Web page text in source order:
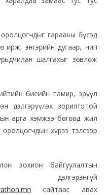
гарааны бүсэд
энгэрийн дугаар, чип
шалгахыг зөвлөж
биеийн тамир, эрүүл
дэлгэрүүлэх зорилготой
арга хэмжээ бөгөөд жил
хүрээ тэлсээр
зохион байгуулалтын
сайтаас авах